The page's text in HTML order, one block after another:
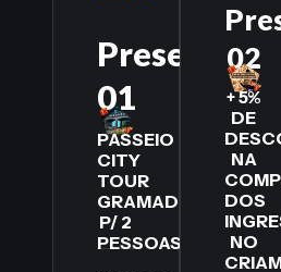
Presente
01
PASSEIO
CITY
TOUR
GRAMADO
P/ 2
PESSOAS
02
+ 5%
DE
NA
DOS
NO